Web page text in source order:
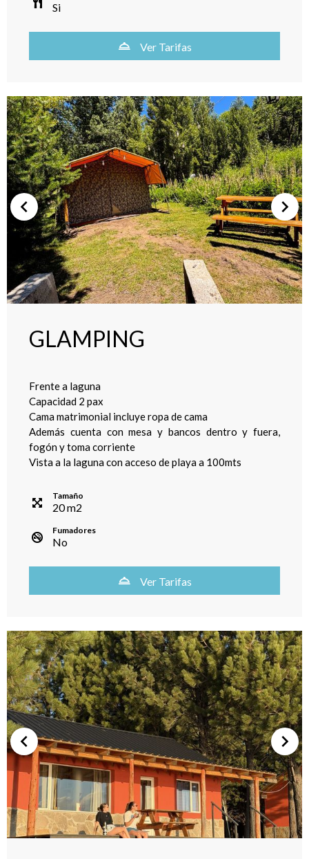
Si
Ver Tarifas
GLAMPING
Frente a laguna
Capacidad 2 pax
Cama matrimonial incluye ropa de cama
Además cuenta con mesa y bancos dentro y fuera,
fogón y toma corriente
Vista a la laguna con acceso de playa a 100mts
Tamaño
20m2
Fumadores
No
Ver Tarifas